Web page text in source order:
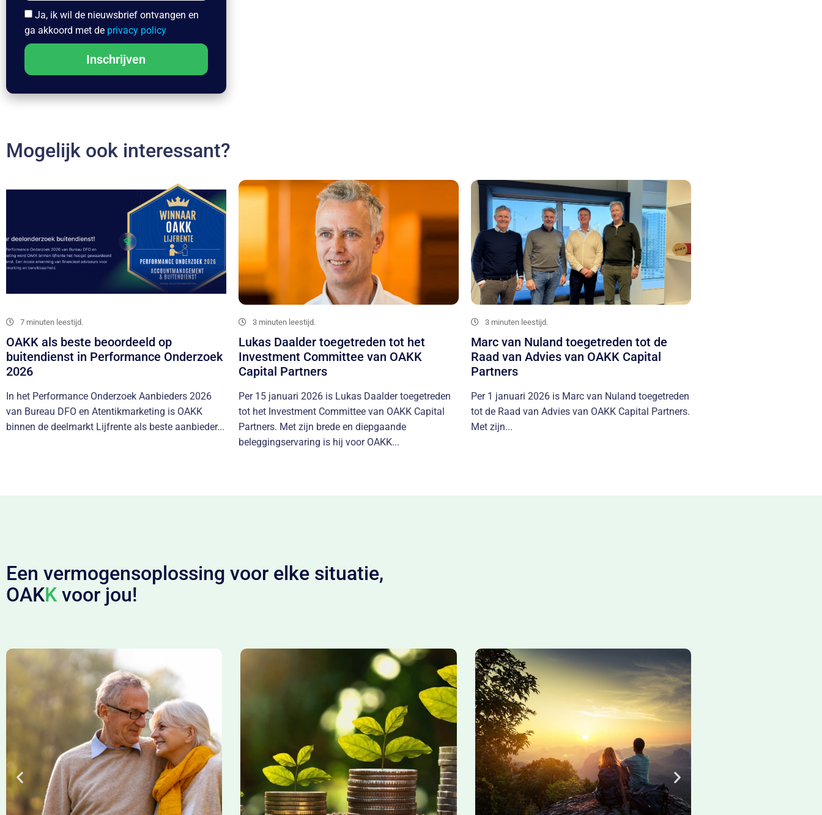
Ja, ik wil de nieuwsbrief ontvangen en
ga akkoord met de privacy policy
Inschrijven
Mogelijk ook interessant?
7 minuten leestijd.
OAKK als beste beoordeeld op
buitendienst in Performance Onderzoek
2026
In het Performance Onderzoek Aanbieders 2026
van Bureau DFO en Atentikmarketing is OAKK
binnen de deelmarkt Lijfrente als beste aanbieder...
3 minuten leestijd.
Lukas Daalder toegetreden tot het
Investment Committee van OAKK
Capital Partners
Per 15 januari 2026 is Lukas Daalder toegetreden
tot het Investment Committee van OAKK Capital
Partners. Met zijn brede en diepgaande
beleggingservaring is hij voor OAKK...
3 minuten leestijd.
Marc van Nuland toegetreden tot de
Raad van Advies van OAKK Capital
Partners
Per 1 januari 2026 is Marc van Nuland toegetreden
tot de Raad van Advies van OAKK Capital Partners.
Met zijn...
Een vermogensoplossing voor elke situatie,
OAKK voor jou!